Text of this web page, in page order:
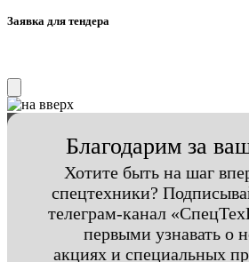
Заявка для тендера
Благодарим за
Хотите быть на шаг
спецтехники?
телеграм-канал
первыми узнавать о
акциях и специальных